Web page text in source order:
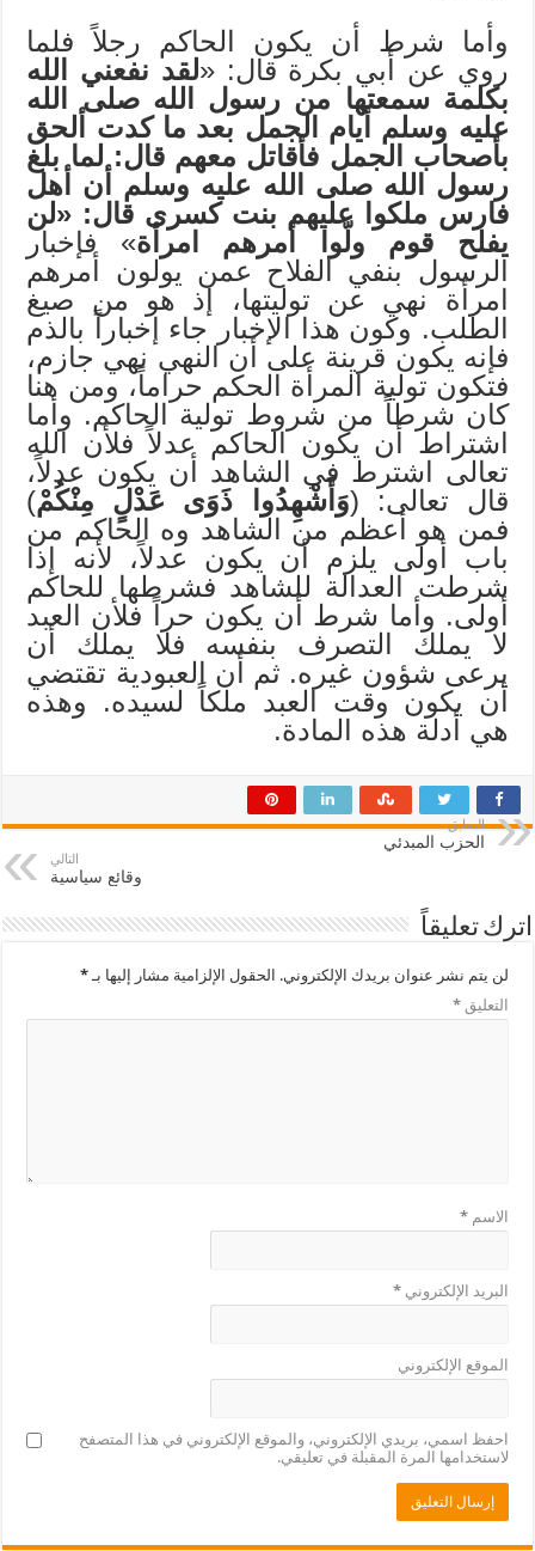
وأما شرط أن يكون الحاكم رجلاً فلما
روي عن أبي بكرة قال: «لقد نفعني الله
بكلمة سمعتها من رسول الله صلى الله
عليه وسلم أيام الجمل بعد ما كدت ألحق
بأصحاب الجمل فأقاتل معهم قال: لما بلغ
رسول الله صلى الله عليه وسلم أن أهل
فارس ملكوا عليهم بنت كسرى قال: «لن
يفلح قوم ولّوا أمرهم امرأة» فإخبار
الرسول بنفي الفلاح عمن يولون أمرهم
امرأة نهي عن توليتها، إذ هو من صيغ
الطلب. وكون هذا الإخبار جاء إخباراً بالذم
فإنه يكون قرينة على أن النهي نهي جازم،
فتكون تولية المرأة الحكم حراماً، ومن هنا
كان شرطاً من شروط تولية الحاكم. وأما
اشتراط أن يكون الحاكم عدلاً فلأن الله
تعالى اشترط في الشاهد أن يكون عدلاً،
قال تعالى: (وَأَشْهِدُوا ذَوَى عَدْلٍ مِنْكُمْ)
فمن هو أعظم من الشاهد وه الحاكم من
باب أولى يلزم أن يكون عدلاً، لأنه إذا
شرطت العدالة للشاهد فشرطها للحاكم
أولى. وأما شرط أن يكون حراً فلأن العبد
لا يملك التصرف بنفسه فلا يملك أن
يرعى شؤون غيره. ثم أن العبودية تقتضي
أن يكون وقت العبد ملكاً لسيده. وهذه
هي أدلة هذه المادة.
السابق
الحزب المبدئي
التالي
وقائع سياسية
اترك تعليقاً
لن يتم نشر عنوان بريدك الإلكتروني. الحقول الإلزامية مشار إليها بـ*
التعليق*
الاسم*
البريد الإلكتروني*
الموقع الإلكتروني
احفظ اسمي، بريدي الإلكتروني، والموقع الإلكتروني في هذا المتصفح
لاستخدامها المرة المقبلة في تعليقي.